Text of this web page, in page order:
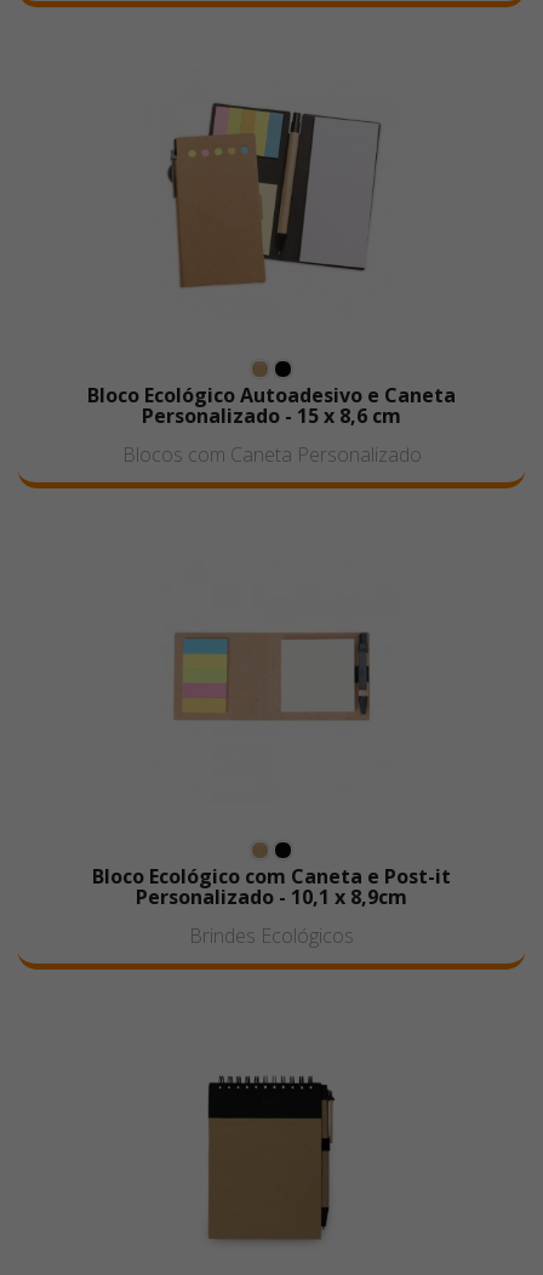
Bloco Ecológico Autoadesivo e Caneta
Personalizado - 15 x 8,6 cm
Blocos com Caneta Personalizado
Bloco Ecológico com Caneta e Post-it
Personalizado - 10,1 x 8,9cm
Brindes Ecológicos